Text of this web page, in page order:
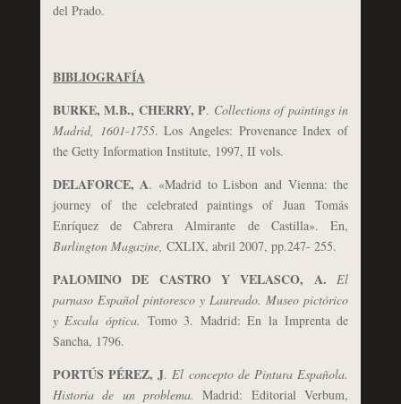
del Prado.
BIBLIOGRAFÍA
BURKE, M.B., CHERRY, P. Collections of paintings in
Madrid, 1601-1755. Los Angeles: Provenance Index of
the Getty Information Institute, 1997, II vols.
DELAFORCE, A. «Madrid to Lisbon and Vienna: the
journey of the celebrated paintings of Juan Tomás
Enríquez de Cabrera Almirante de Castilla». En,
Burlington Magazine, CXLIX, abril 2007, pp.247- 255.
PALOMINO DE CASTRO Y VELASCO, A.
El
parnaso Español pintoresco y Laureado. Museo pictórico
y Escala óptica. Tomo 3. Madrid: En la Imprenta de
Sancha, 1796.
PORTÚS PÉREZ, J. El concepto de Pintura Española.
Historia de un problema.Madrid: Editorial Verbum,